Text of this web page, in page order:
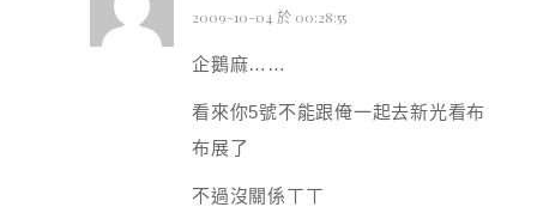
2009-10-04 於 00:28:55
企鵝麻……
看來你5號不能跟俺一起去新光看布
布展了
不過沒關係ㄒㄒ